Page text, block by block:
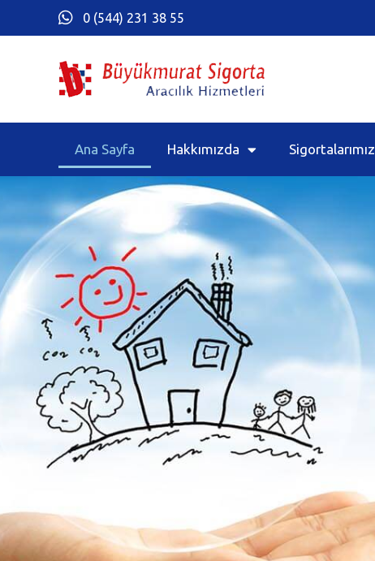
0 (544) 231 38 55
Ana Sayfa Hakkımızda Sigortalarımız